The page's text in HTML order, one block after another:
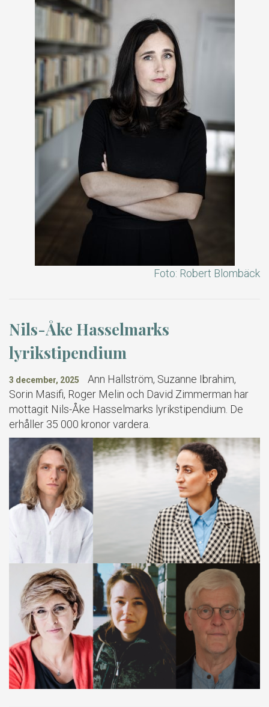
Foto: Robert Blombäck
Nils-Åke Hasselmarks
lyrikstipendium
3 december, 2025
Ann Hallström, Suzanne Ibrahim,
Sorin Masifi, Roger Melin och David Zimmerman har
mottagit Nils-Åke Hasselmarks lyrikstipendium. De
erhåller 35 000 kronor vardera.